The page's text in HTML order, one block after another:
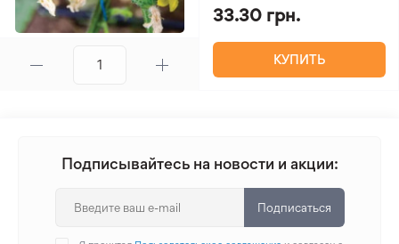
33.30 грн.
КУПИТЬ
Подписывайтесь на новости и акции:
Подписаться